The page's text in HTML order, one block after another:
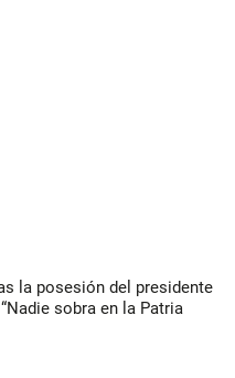
la posesión del presidente
sobra en la Patria